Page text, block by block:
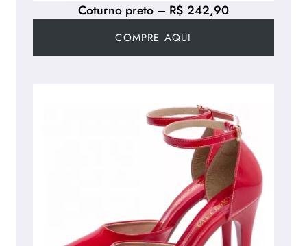
Coturno preto – R$ 242,90
COMPRE AQUI